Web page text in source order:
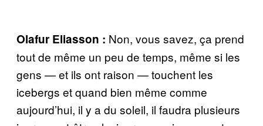
Olafur Eliasson : Non, vous savez, ça prend
tout de même un peu de temps, même si les
gens — et ils ont raison — touchent les
icebergs et quand bien même comme
aujourd’hui, il y a du soleil, il faudra plusieurs